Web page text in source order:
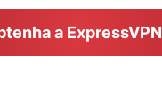
a ExpressVPN